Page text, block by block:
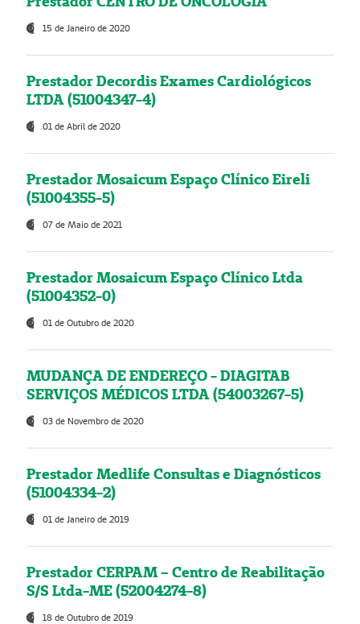
15 de Janeiro de 2020
Prestador Decordis Exames Cardiológicos
LTDA (51004347-4)
01 de Abril de 2020
Prestador Mosaicum Espaço Clínico Eireli
(51004355-5)
07 de Maio de 2021
Prestador Mosaicum Espaço Clínico Ltda
(51004352-0)
01 de Outubro de 2020
MUDANÇA DE ENDEREÇO - DIAGITAB
SERVIÇOS MÉDICOS LTDA (54003267-5)
03 de Novembro de 2020
Prestador Medlife Consultas e Diagnósticos
(51004334-2)
01 de Janeiro de 2019
Prestador CERPAM – Centro de Reabilitação
S/S Ltda-ME (52004274-8)
18 de Outubro de 2019